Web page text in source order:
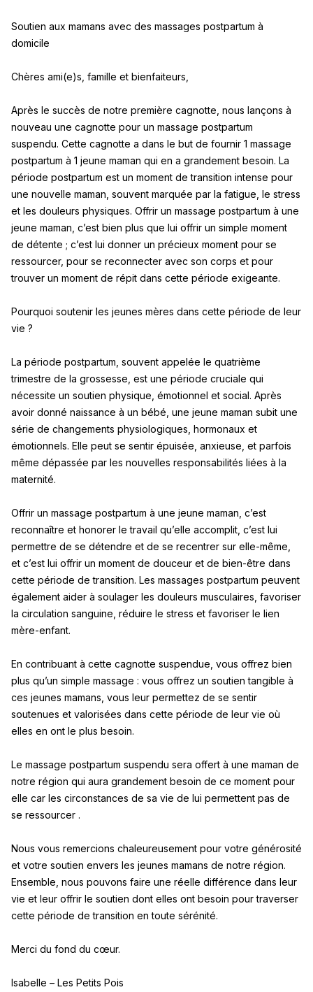
Soutien aux mamans avec des massages postpartum à
domicile
Chères ami(e)s, famille et bienfaiteurs,
Après le succès de notre première cagnotte, nous lançons à
nouveau une cagnotte pour un massage postpartum
suspendu. Cette cagnotte a dans le but de fournir 1 massage
postpartum à 1 jeune maman qui en a grandement besoin. La
période postpartum est un moment de transition intense pour
une nouvelle maman, souvent marquée par la fatigue, le stress
et les douleurs physiques. Offrir un massage postpartum à une
jeune maman, c’est bien plus que lui offrir un simple moment
de détente ; c’est lui donner un précieux moment pour se
ressourcer, pour se reconnecter avec son corps et pour
trouver un moment de répit dans cette période exigeante.
Pourquoi soutenir les jeunes mères dans cette période de leur
vie ?
La période postpartum, souvent appelée le quatrième
trimestre de la grossesse, est une période cruciale qui
nécessite un soutien physique, émotionnel et social. Après
avoir donné naissance à un bébé, une jeune maman subit une
série de changements physiologiques, hormonaux et
émotionnels. Elle peut se sentir épuisée, anxieuse, et parfois
même dépassée par les nouvelles responsabilités liées à la
maternité.
Offrir un massage postpartum à une jeune maman, c’est
reconnaître et honorer le travail qu’elle accomplit, c’est lui
permettre de se détendre et de se recentrer sur elle-même,
et c’est lui offrir un moment de douceur et de bien-être dans
cette période de transition. Les massages postpartum peuvent
également aider à soulager les douleurs musculaires, favoriser
la circulation sanguine, réduire le stress et favoriser le lien
mère-enfant.
En contribuant à cette cagnotte suspendue, vous offrez bien
plus qu’un simple massage : vous offrez un soutien tangible à
ces jeunes mamans, vous leur permettez de se sentir
soutenues et valorisées dans cette période de leur vie où
elles en ont le plus besoin.
Le massage postpartum suspendu sera offert à une maman de
notre région qui aura grandement besoin de ce moment pour
elle car les circonstances de sa vie de lui permettent pas de
se ressourcer .
Nous vous remercions chaleureusement pour votre générosité
et votre soutien envers les jeunes mamans de notre région.
Ensemble, nous pouvons faire une réelle différence dans leur
vie et leur offrir le soutien dont elles ont besoin pour traverser
cette période de transition en toute sérénité.
Merci du fond du cœur.
Isabelle – Les Petits Pois